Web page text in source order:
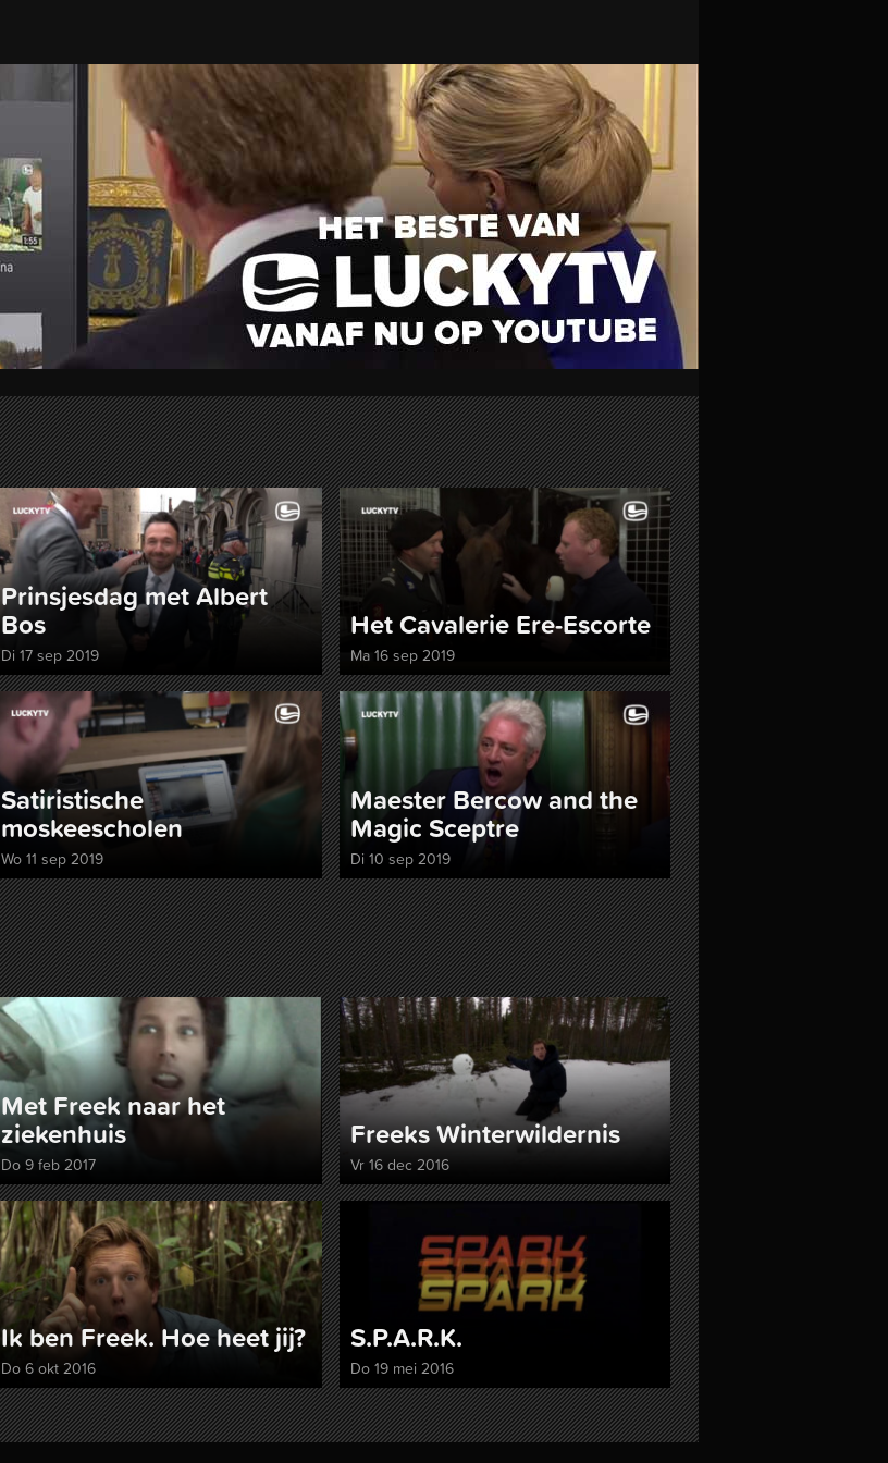
Prinsjesdag met Albert
Bos
Di 17 sep 2019
Het Cavalerie Ere-Escorte
Ma 16 sep 2019
Satiristische
moskeescholen
Wo 11 sep 2019
Maester Bercow and the
Magic Sceptre
Di 10 sep 2019
Met Freek naar het
ziekenhuis
Do 9 feb 2017
Freeks Winter­wildernis
Vr 16 dec 2016
Ik ben Freek. Hoe heet jij?
Do 6 okt 2016
S.P.A.R.K.
Do 19 mei 2016